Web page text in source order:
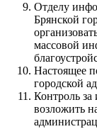
Отделу
Брянской
массовой
Настоящее
городской
Контроль за
возложить